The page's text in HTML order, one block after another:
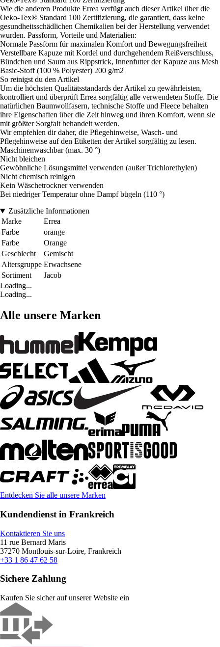
Wie die anderen Produkte Errea verfügt auch dieser Artikel über die
Oeko-Tex® Standard 100 Zertifizierung, die garantiert, dass keine
gesundheitsschädlichen Chemikalien bei der Herstellung verwendet
wurden. Passform, Vorteile und Materialien:
Normale Passform für maximalen Komfort und Bewegungsfreiheit
Verstellbare Kapuze mit Kordel und durchgehendem Reißverschluss,
Bündchen und Saum aus Rippstrick, Innenfutter der Kapuze aus Mesh
Basic-Stoff (100 % Polyester) 200 g/m2
So reinigst du den Artikel
Um die höchsten Qualitätsstandards der Artikel zu gewährleisten,
kontrolliert und überprüft Errea sorgfältig alle verwendeten Stoffe. Die
natürlichen Baumwollfasern, technische Stoffe und Fleece behalten
ihre Eigenschaften über die Zeit hinweg und ihren Komfort, wenn sie
mit größter Sorgfalt behandelt werden.
Wir empfehlen dir daher, die Pflegehinweise, Wasch- und
Pflegehinweise auf den Etiketten der Artikel sorgfältig zu lesen.
Maschinenwaschbar (max. 30 °)
Nicht bleichen
Gewöhnliche Lösungsmittel verwenden (außer Trichlorethylen)
Nicht chemisch reinigen
Kein Wäschetrockner verwenden
Bei niedriger Temperatur ohne Dampf bügeln (110 °)
Zusätzliche Informationen
Marke
Errea
Farbe
orange
Farbe
Orange
Geschlecht
Gemischt
Altersgruppe Erwachsene
Sortiment
Jacob
Loading...
Loading...
Alle unsere Marken
Entdecken Sie alle unsere Marken
Kundendienst in Frankreich
Kontaktieren Sie uns
11 rue Bernard Maris
37270 Montlouis-sur-Loire, Frankreich
+33 1 86 47 62 58
Sichere Zahlung
Kaufen Sie sicher auf unserer Website ein